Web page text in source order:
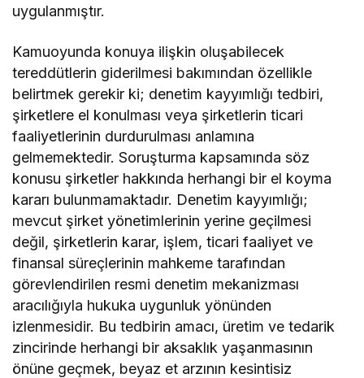
uygulanmıştır.
Kamuoyunda konuya ilişkin oluşabilecek
tereddütlerin giderilmesi bakımından özellikle
belirtmek gerekir ki; denetim kayyımlığı tedbiri,
şirketlere el konulması veya şirketlerin ticari
faaliyetlerinin durdurulması anlamına
gelmemektedir. Soruşturma kapsamında söz
konusu şirketler hakkında herhangi bir el koyma
kararı bulunmamaktadır. Denetim kayyımlığı;
mevcut şirket yönetimlerinin yerine geçilmesi
değil, şirketlerin karar, işlem, ticari faaliyet ve
finansal süreçlerinin mahkeme tarafından
görevlendirilen resmi denetim mekanizması
aracılığıyla hukuka uygunluk yönünden
izlenmesidir. Bu tedbirin amacı, üretim ve tedarik
zincirinde herhangi bir aksaklık yaşanmasının
önüne geçmek, beyaz et arzının kesintisiz